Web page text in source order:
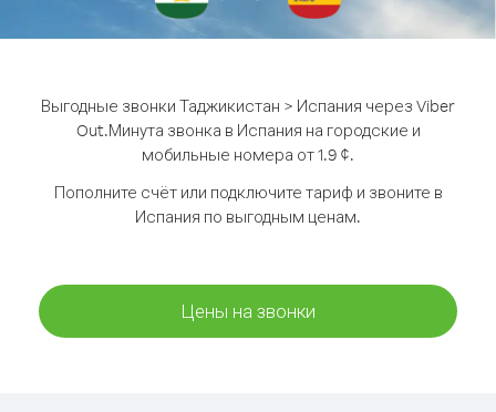
Выгодные звонки Таджикистан > Испания через Viber
Out.Минута звонка в Испания на городские и
мобильные номера от 1.9 ¢.
Пополните счёт или подключите тариф и звоните в
Испания по выгодным ценам.
Цены на звонки